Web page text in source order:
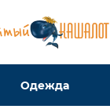
Одежда